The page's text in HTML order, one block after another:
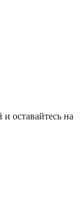
оставайтесь на